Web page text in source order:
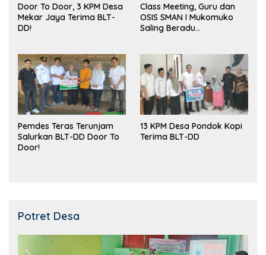
Door To Door, 3 KPM Desa
Mekar Jaya Terima BLT-
DD!
Class Meeting, Guru dan
OSIS SMAN I Mukomuko
Saling Beradu
Pemdes Teras Terunjam
Salurkan BLT-DD Door To
Door!
13 KPM Desa Pondok Kopi
Terima BLT-DD
Potret Desa